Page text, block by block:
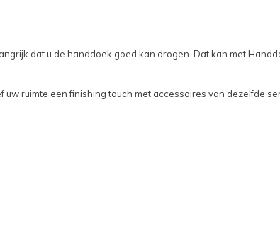
dat u de handdoek goed kan drogen. Dat kan met
ruimte een finishing touch met accessoires van dezelfde